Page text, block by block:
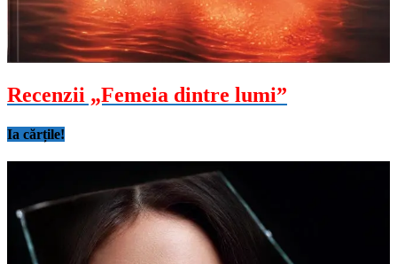
Recenzii „Femeia dintre lumi”
Ia cărțile!